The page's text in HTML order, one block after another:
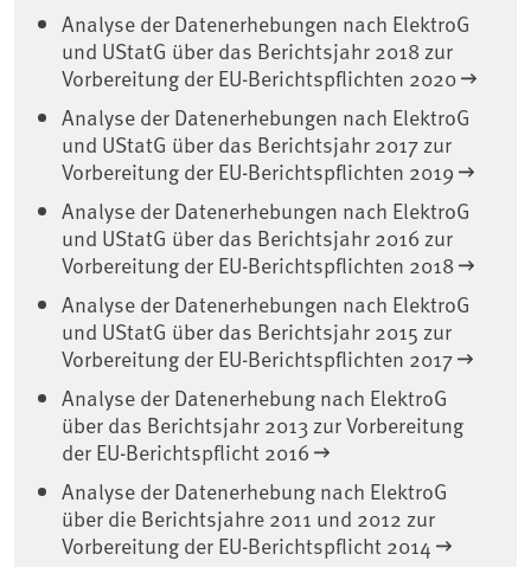
Analyse der Datenerhebungen nach ElektroG
und UStatG über das Berichtsjahr 2018 zur
Vorbereitung der EU-Berichtspflichten 2020
Analyse der Datenerhebungen nach ElektroG
und UStatG über das Berichtsjahr 2017 zur
Vorbereitung der EU-Berichtspflichten 2019
Analyse der Datenerhebungen nach ElektroG
und UStatG über das Berichtsjahr 2016 zur
Vorbereitung der EU-Berichtspflichten 2018
Analyse der Datenerhebungen nach ElektroG
und UStatG über das Berichtsjahr 2015 zur
Vorbereitung der EU-Berichtspflichten 2017
Analyse der Datenerhebung nach ElektroG
über das Berichtsjahr 2013 zur Vorbereitung
der EU-Berichtspflicht 2016
Analyse der Datenerhebung nach ElektroG
über die Berichtsjahre 2011 und 2012 zur
Vorbereitung der EU-Berichtspflicht 2014